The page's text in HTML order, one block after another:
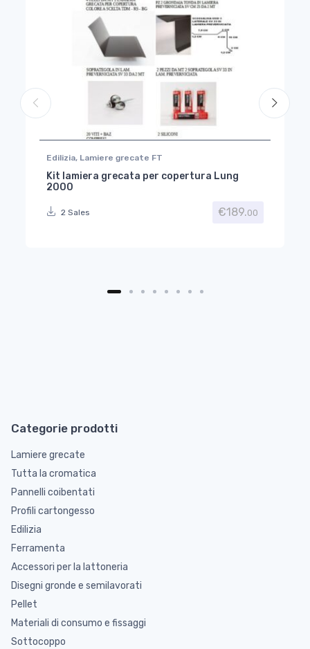
Edilizia, Lamiere grecate FT
Kit lamiera grecata per copertura Lung
2000
2 Sales €189.00
Categorie prodotti
Lamiere grecate
Tutta la cromatica
Pannelli coibentati
Profili cartongesso
Edilizia
Ferramenta
Accessori per la lattoneria
Disegni gronde e semilavorati
Pellet
Materiali di consumo e fissaggi
Sottocoppo